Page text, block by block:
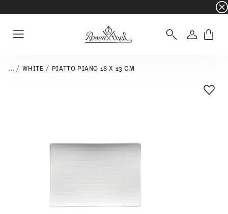
☀️ Summer SALE su articoli e collezioni
Accedi
... WHITE PIATTO PIANO 18 X 13 CM
Lista